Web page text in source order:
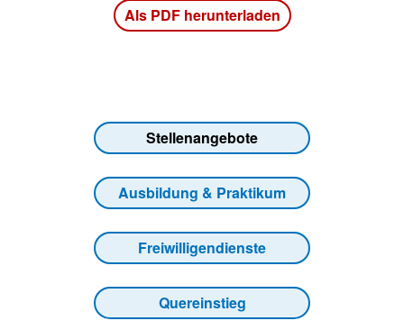
Als PDF herunterladen
Stellenangebote
Ausbildung & Praktikum
Freiwilligendienste
Quereinstieg